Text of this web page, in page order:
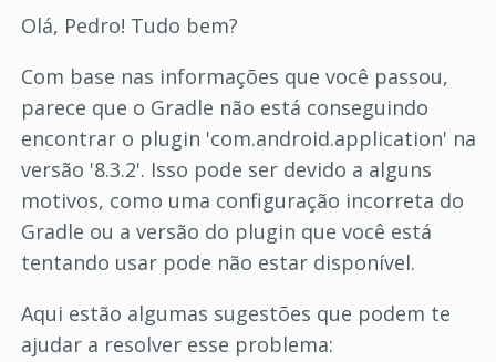
Olá, Pedro! Tudo bem?
Com base nas informações que você passou,
parece que o Gradle não está conseguindo
encontrar o plugin 'com.android.application' na
versão '8.3.2'. Isso pode ser devido a alguns
motivos, como uma configuração incorreta do
Gradle ou a versão do plugin que você está
tentando usar pode não estar disponível.
Aqui estão algumas sugestões que podem te
ajudar a resolver esse problema: